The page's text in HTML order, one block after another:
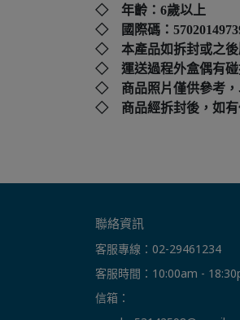
◇ 年齡：6歲以上
◇ 國際碼：
◇ 本產品如拆封或之後
◇ 運送過程外盒偶有碰
◇ 商品照片僅供參考，
◇ 商品經拆封後，如有
聯絡資訊
客服專線：02-29461234
客服時間：10:00am -
信箱：